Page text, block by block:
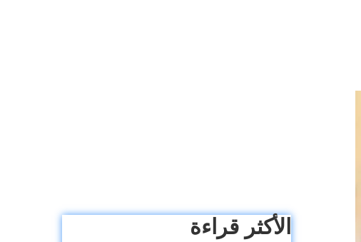
الأكثر قراءة